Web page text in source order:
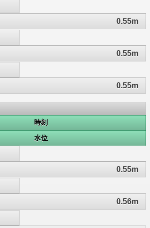
0.55m
0.55m
0.55m
時刻
水位
0.55m
0.56m